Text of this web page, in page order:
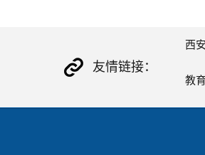
友情链接：
西
教